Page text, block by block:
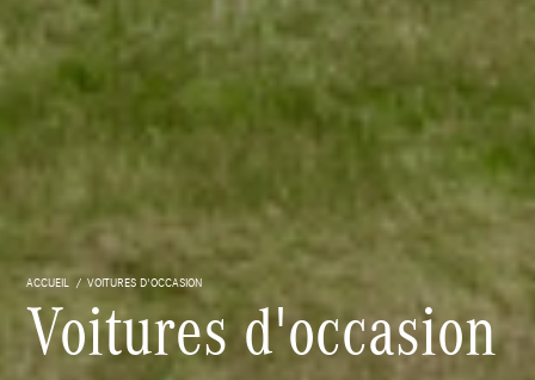
ACCUEIL VOITURES D'OCCASION
Voitures d'occasion